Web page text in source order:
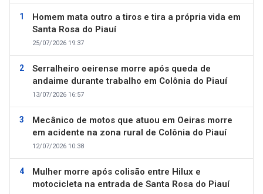
Homem mata outro a tiros e tira a própria vida em
Santa Rosa do Piauí
25/07/2026 19:37
Serralheiro oeirense morre após queda de
andaime durante trabalho em Colônia do Piauí
13/07/2026 16:57
Mecânico de motos que atuou em Oeiras morre
em acidente na zona rural de Colônia do Piauí
12/07/2026 10:38
Mulher morre após colisão entre Hilux e
motocicleta na entrada de Santa Rosa do Piauí